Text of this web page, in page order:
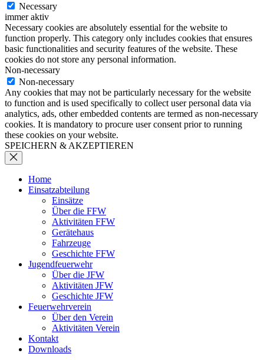
Necessary
immer aktiv
Necessary cookies are absolutely essential for the website to
function properly. This category only includes cookies that ensures
basic functionalities and security features of the website. These
cookies do not store any personal information.
Non-necessary
Non-necessary
Any cookies that may not be particularly necessary for the website
to function and is used specifically to collect user personal data via
analytics, ads, other embedded contents are termed as non-necessary
cookies. It is mandatory to procure user consent prior to running
these cookies on your website.
SPEICHERN & AKZEPTIEREN
Home
Einsatzabteilung
Einsätze
Über die FFW
Aktivitäten FFW
Gerätehaus
Fahrzeuge
Geschichte FFW
Jugendfeuerwehr
Über die JFW
Aktivitäten JFW
Geschichte JFW
Feuerwehrverein
Über den Verein
Aktivitäten Verein
Kontakt
Downloads